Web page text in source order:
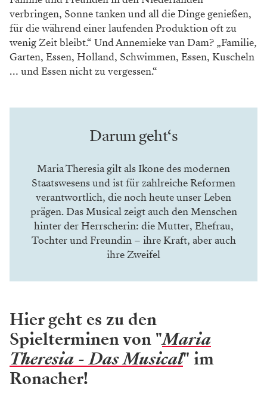
verbringen, Sonne tanken undall die Dinge genießen,
für die während einerlaufenden Produktion oft zu
wenig Zeit bleibt.“ Und Annemieke van Dam? „Familie,
Garten, Essen, Holland, Schwimmen, Essen, Kuscheln
… und Essen nicht zu vergessen.“
Darum geht‘s
Maria Theresia gilt als Ikone des modernen
Staatswesens und ist für zahlreiche Reformen
verantwortlich, die noch heute unser Leben
prägen. Das Musical zeigt auch den Menschen
hinter der Herrscherin: die Mutter, Ehefrau,
Tochter und Freundin – ihre Kraft, aber auch
ihre Zweifel
Hier geht es zu den
Spielterminen von "Maria
Theresia - Das Musical" im
Ronacher!